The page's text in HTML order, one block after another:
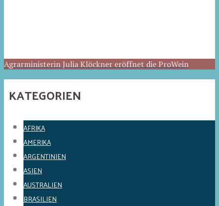
Agrarministerin Julia Klöckner eröffnet die ProWein
KATEGORIEN
AFRIKA
AMERIKA
ARGENTINIEN
ASIEN
AUSTRALIEN
BRASILIEN